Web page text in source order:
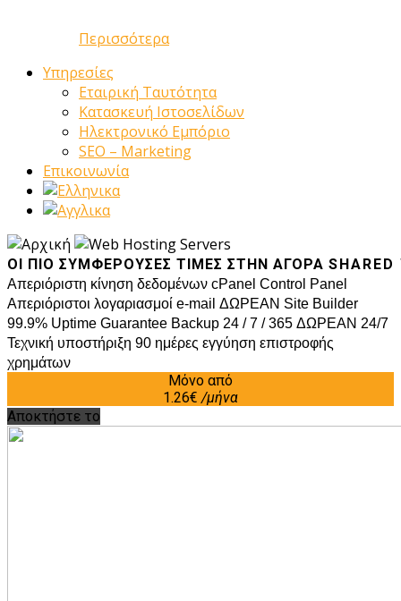
Περισσότερα
Υπηρεσίες
Εταιρική Ταυτότητα
Κατασκευή Ιστοσελίδων
Ηλεκτρονικό Εμπόριο
SEO – Marketing
Επικοινωνία
ΟΙ ΠΙΟ ΣΥΜΦΈΡΟΥΣΕΣ ΤΙΜΈΣ ΣΤΗΝ ΑΓΟΡΆ SHARED
Απεριόριστη κίνηση δεδομένων cPanel Control Panel
Απεριόριστοι λογαριασμοί e-mail ΔΩΡΕΑΝ Site Builder
99.9% Uptime Guarantee Backup 24 / 7 / 365 ΔΩΡΕΑΝ 24/7
Τεχνική υποστήριξη 90 ημέρες εγγύηση επιστροφής
χρημάτων
Μόνο από
1.26€/μήνα
Αποκτήστε το